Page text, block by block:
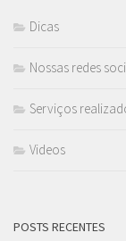
Dicas
Nossas redes
Serviços
Videos
POSTS RECENTES